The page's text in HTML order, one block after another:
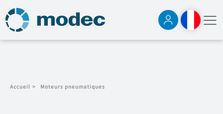
Accueil > Moteurs pneumatiques